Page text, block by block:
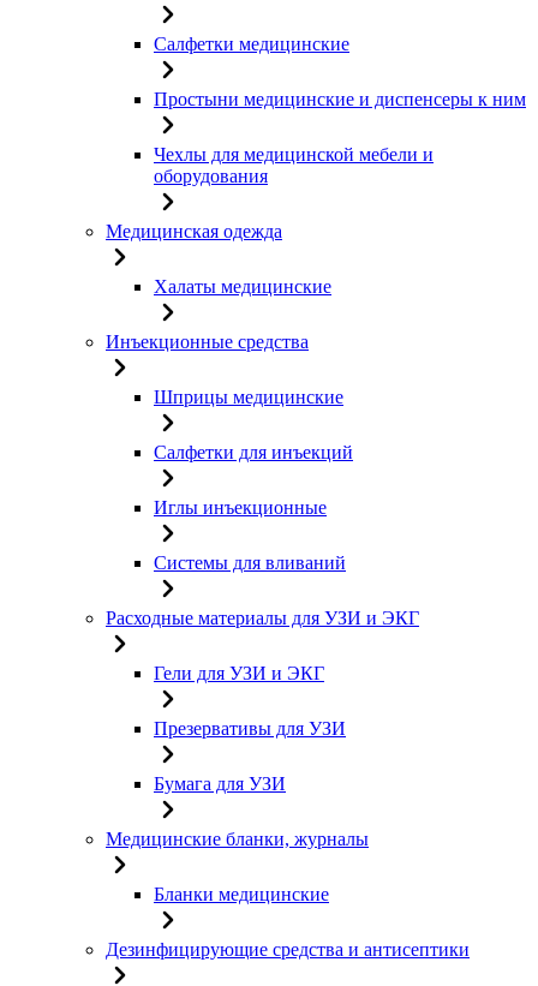
Салфетки медицинские
Простыни медицинские и диспенсеры к ним
Чехлы для медицинской мебели и
оборудования
Медицинская одежда
Халаты медицинские
Инъекционные средства
Шприцы медицинские
Салфетки для инъекций
Иглы инъекционные
Системы для вливаний
Расходные материалы для УЗИ и ЭКГ
Гели для УЗИ и ЭКГ
Презервативы для УЗИ
Бумага для УЗИ
Медицинские бланки, журналы
Бланки медицинские
Дезинфицирующие средства и антисептики